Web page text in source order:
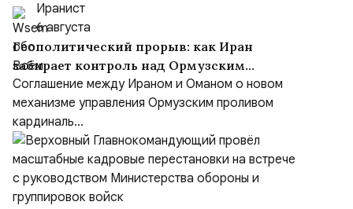
Иранист
6 августа
Геополитический прорыв: как Иран
забирает контроль над Ормузским
проливом
Соглашение между Ираном и Оманом о новом
механизме управления Ормузским проливом
кардиналь...